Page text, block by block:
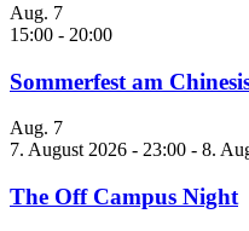
Aug. 7
15:00 - 20:00
Sommerfest am
Aug. 7
7. August 2026 - 23:00 - 8.
The Off Campus Night